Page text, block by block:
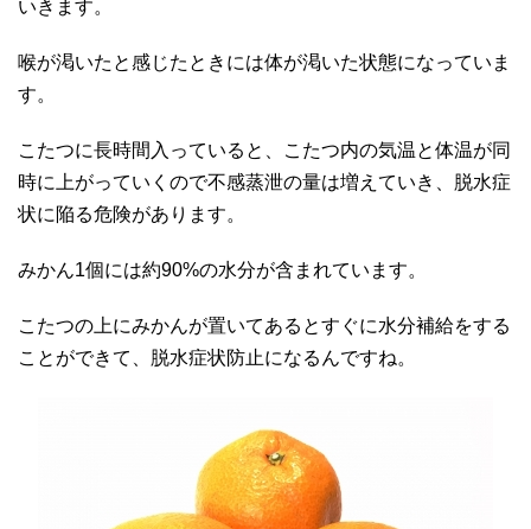
いきます。
喉が渇いたと感じたときには体が渇いた状態になっていま
す。
こたつに長時間入っていると、こたつ内の気温と体温が同
時に上がっていくので不感蒸泄の量は増えていき、脱水症
状に陥る危険があります。
みかん1個には約90%の水分が含まれています。
こたつの上にみかんが置いてあるとすぐに水分補給をする
ことができて、脱水症状防止になるんですね。